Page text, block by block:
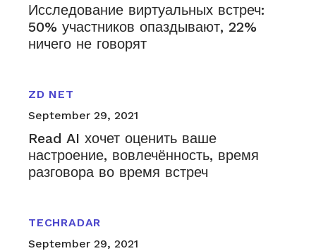
Исследование виртуальных встреч:
50% участников опаздывают, 22%
ничего не говорят
ZD NET
September 29, 2021
Read AI хочет оценить ваше
настроение, вовлечённость, время
разговора во время встреч
TECHRADAR
September 29, 2021